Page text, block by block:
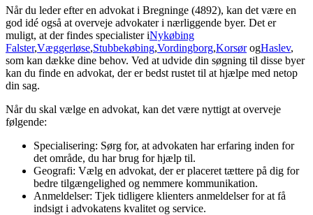
Når du leder efter en advokat i Bregninge (4892), kan det være en
god idé også at overveje advokater i nærliggende byer. Det er
muligt, at der findes specialister iNykøbing
Falster,Væggerløse,Stubbekøbing,Vordingborg,KorsørogHaslev,
som kan dække dine behov. Ved at udvide din søgning til disse byer
kan du finde en advokat, der er bedst rustet til at hjælpe med netop
din sag.
Når du skal vælge en advokat, kan det være nyttigt at overveje
følgende:
Specialisering: Sørg for, at advokaten har erfaring inden for
det område, du har brug for hjælp til.
Geografi: Vælg en advokat, der er placeret tættere på dig for
bedre tilgængelighed og nemmere kommunikation.
Anmeldelser: Tjek tidligere klienters anmeldelser for at få
indsigt i advokatens kvalitet og service.